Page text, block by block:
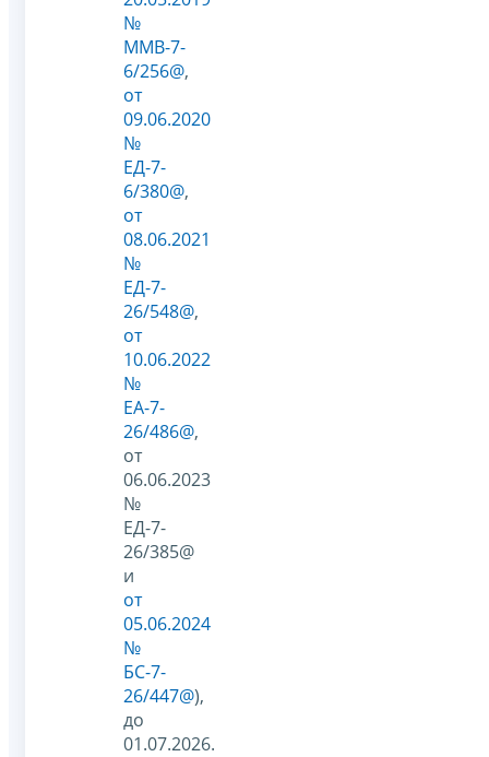
№
ММВ-7-
6/256@,
от
09.06.2020
№
ЕД-7-
6/380@,
от
08.06.2021
№
ЕД-7-
26/548@,
от
10.06.2022
№
ЕА-7-
26/486@,
от
06.06.2023
№
ЕД-7-
26/385@
и
от
05.06.2024
№
БС-7-
26/447@),
до
01.07.2026.